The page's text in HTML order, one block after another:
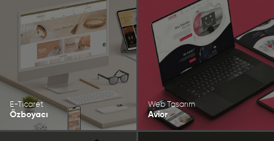
E-Ticaret
Özboyacı
Web Tasarım
Avior